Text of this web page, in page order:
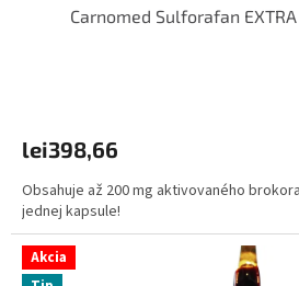
Carnomed Sulforafan
lei398,66
Obsahuje až 200 mg aktivovaného
jednej kapsule!
Akcia